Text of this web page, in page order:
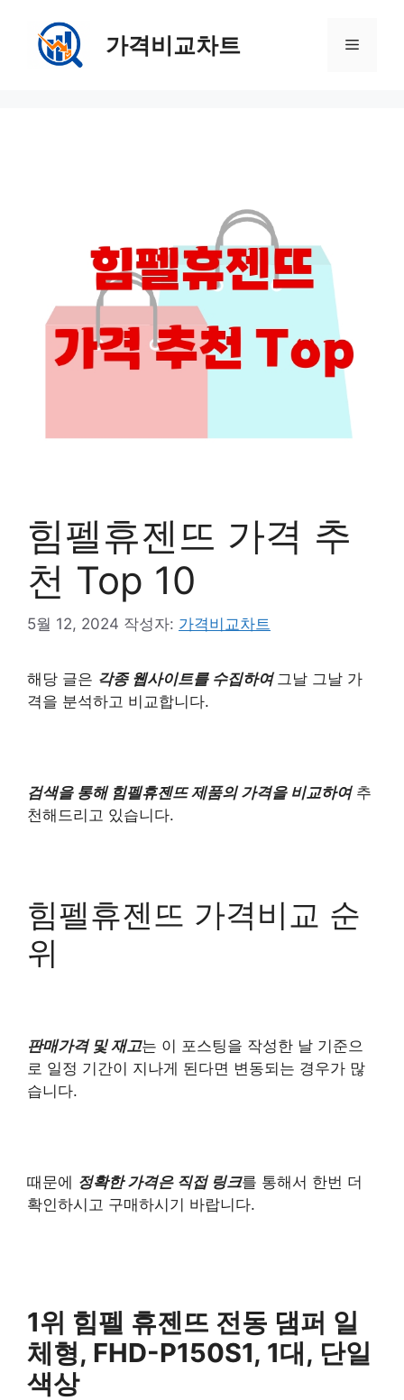
가격비교차트 메
힘펠휴젠뜨 가격 추
천 Top 10
5월 12, 2024 작성자: 가격비교차트
해당 글은 각종 웹사이트를 수집하여 그날 그날 가
격을 분석하고 비교합니다.
검색을 통해 힘펠휴젠뜨 제품의 가격을 비교하여추
천해드리고 있습니다.
힘펠휴젠뜨 가격비교 순
위
판매가격 및 재고는 이 포스팅을 작성한 날 기준으
로 일정 기간이 지나게 된다면 변동되는 경우가 많
습니다.
때문에 정확한 가격은 직접 링크를 통해서 한번 더
확인하시고 구매하시기 바랍니다.
1위 힘펠 휴젠뜨 전동 댐퍼 일
체형, FHD-P150S1, 1대, 단일
색상